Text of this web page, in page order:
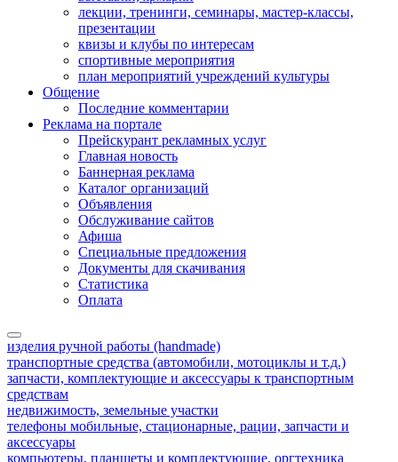
лекции, тренинги, семинары, мастер-классы,
презентации
квизы и клубы по интересам
спортивные мероприятия
план мероприятий учреждений культуры
Общение
Последние комментарии
Реклама на портале
Прейскурант рекламных услуг
Главная новость
Баннерная реклама
Каталог организаций
Объявления
Обслуживание сайтов
Афиша
Специальные предложения
Документы для скачивания
Статистика
Оплата
изделия ручной работы (handmade)
транспортные средства (автомобили, мотоциклы и т.д.)
запчасти, комплектующие и аксессуары к транспортным
средствам
недвижимость, земельные участки
телефоны мобильные, стационарные, рации, запчасти и
аксессуары
компьютеры, планшеты и комплектующие, оргтехника